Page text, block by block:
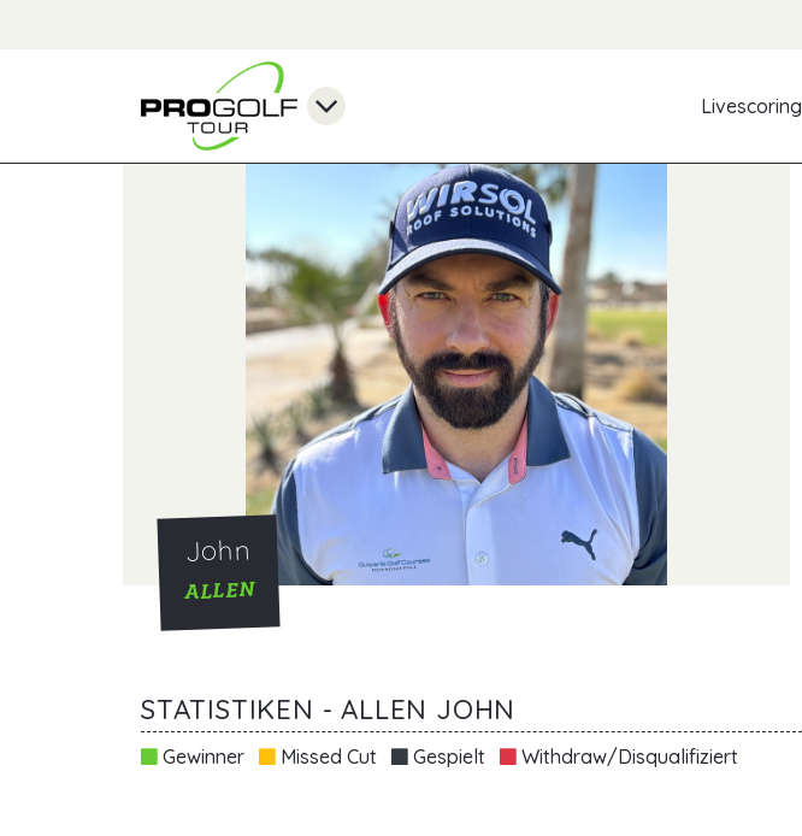
Livescoring
John
ALLEN
STATISTIKEN - ALLEN JOHN
Gewinner Missed Cut Gespielt Withdraw/Disqualifiziert